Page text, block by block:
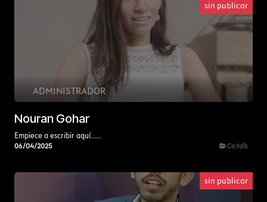
ADMINISTRADOR
Nouran Gohar
Empiece a escribir aquí......
06/04/2025 Co:talk
sin publicar
sin publicar